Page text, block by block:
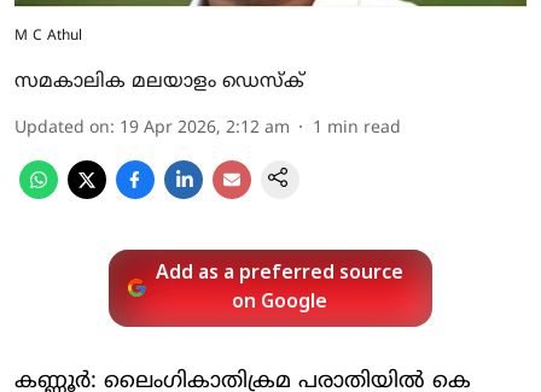
M C Athul
സമകാലിക മലയാളം ഡെസ്ക്
Updated on: 19 Apr 2026, 2:12 am 1 min read
Add as a preferred source
on Google
കണ്ണൂര്‍: ലൈംഗികാതിക്രമ പരാതിയില്‍ കെ